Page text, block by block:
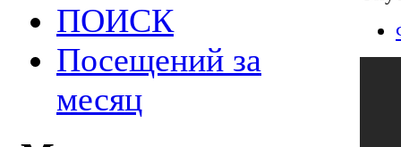
ПОИСК
Посещений за
месяц